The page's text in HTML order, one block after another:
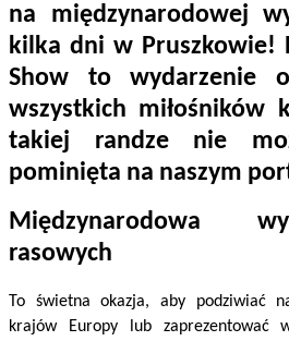
na międzynarodowej
kilka dni w Pruszkowie!
Show to wydarzenie
wszystkich miłośników
takiej randze nie
pominięta na naszym
Międzynarodowa
rasowych
To świetna okazja, aby podziwiać
krajów Europy lub zaprezentować